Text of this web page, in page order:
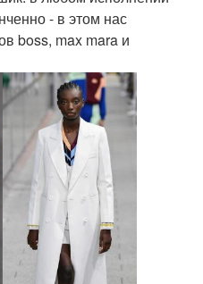
- в этом нас
boss, max mara и